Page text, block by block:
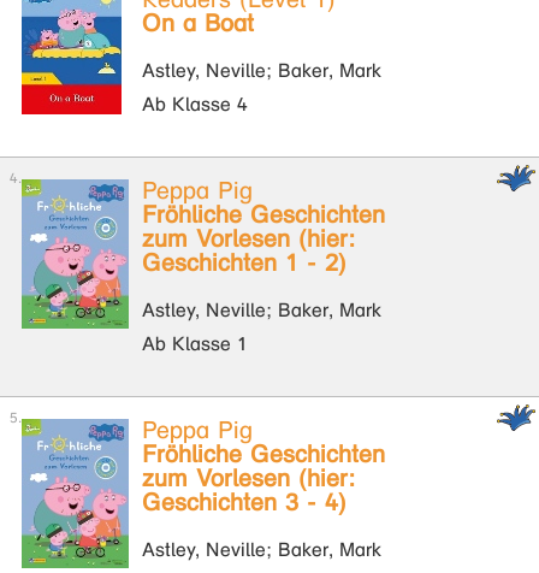
On a Boat
Astley, Neville; Baker, Mark
Ab Klasse 4
Peppa Pig
Fröhliche Geschichten
zum Vorlesen (hier:
Geschichten 1 - 2)
Astley, Neville; Baker, Mark
Ab Klasse 1
Peppa Pig
Fröhliche Geschichten
zum Vorlesen (hier:
Geschichten 3 - 4)
Astley, Neville; Baker, Mark